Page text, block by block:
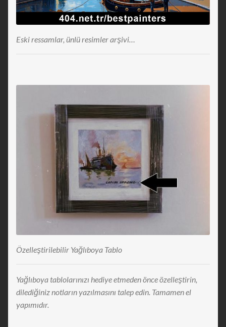
Eski ressamlar, ünlü resimler arşivi…
Özelleştirilebilir Yağlıboya Tablo
Yağlıboya tablolarınızı hediye etmeden önce özelleştirin,
dilediğiniz notların yazılmasını talep edin. Tamamen el
yapımıdır.